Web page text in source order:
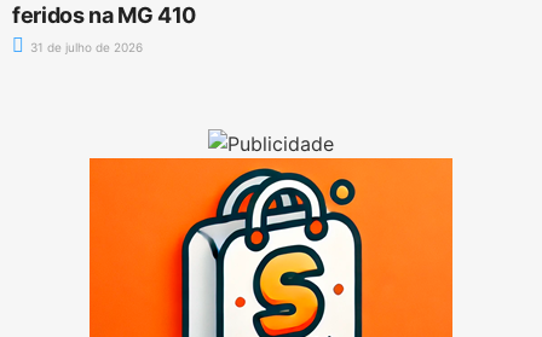
feridos na MG 410
31 de julho de 2026